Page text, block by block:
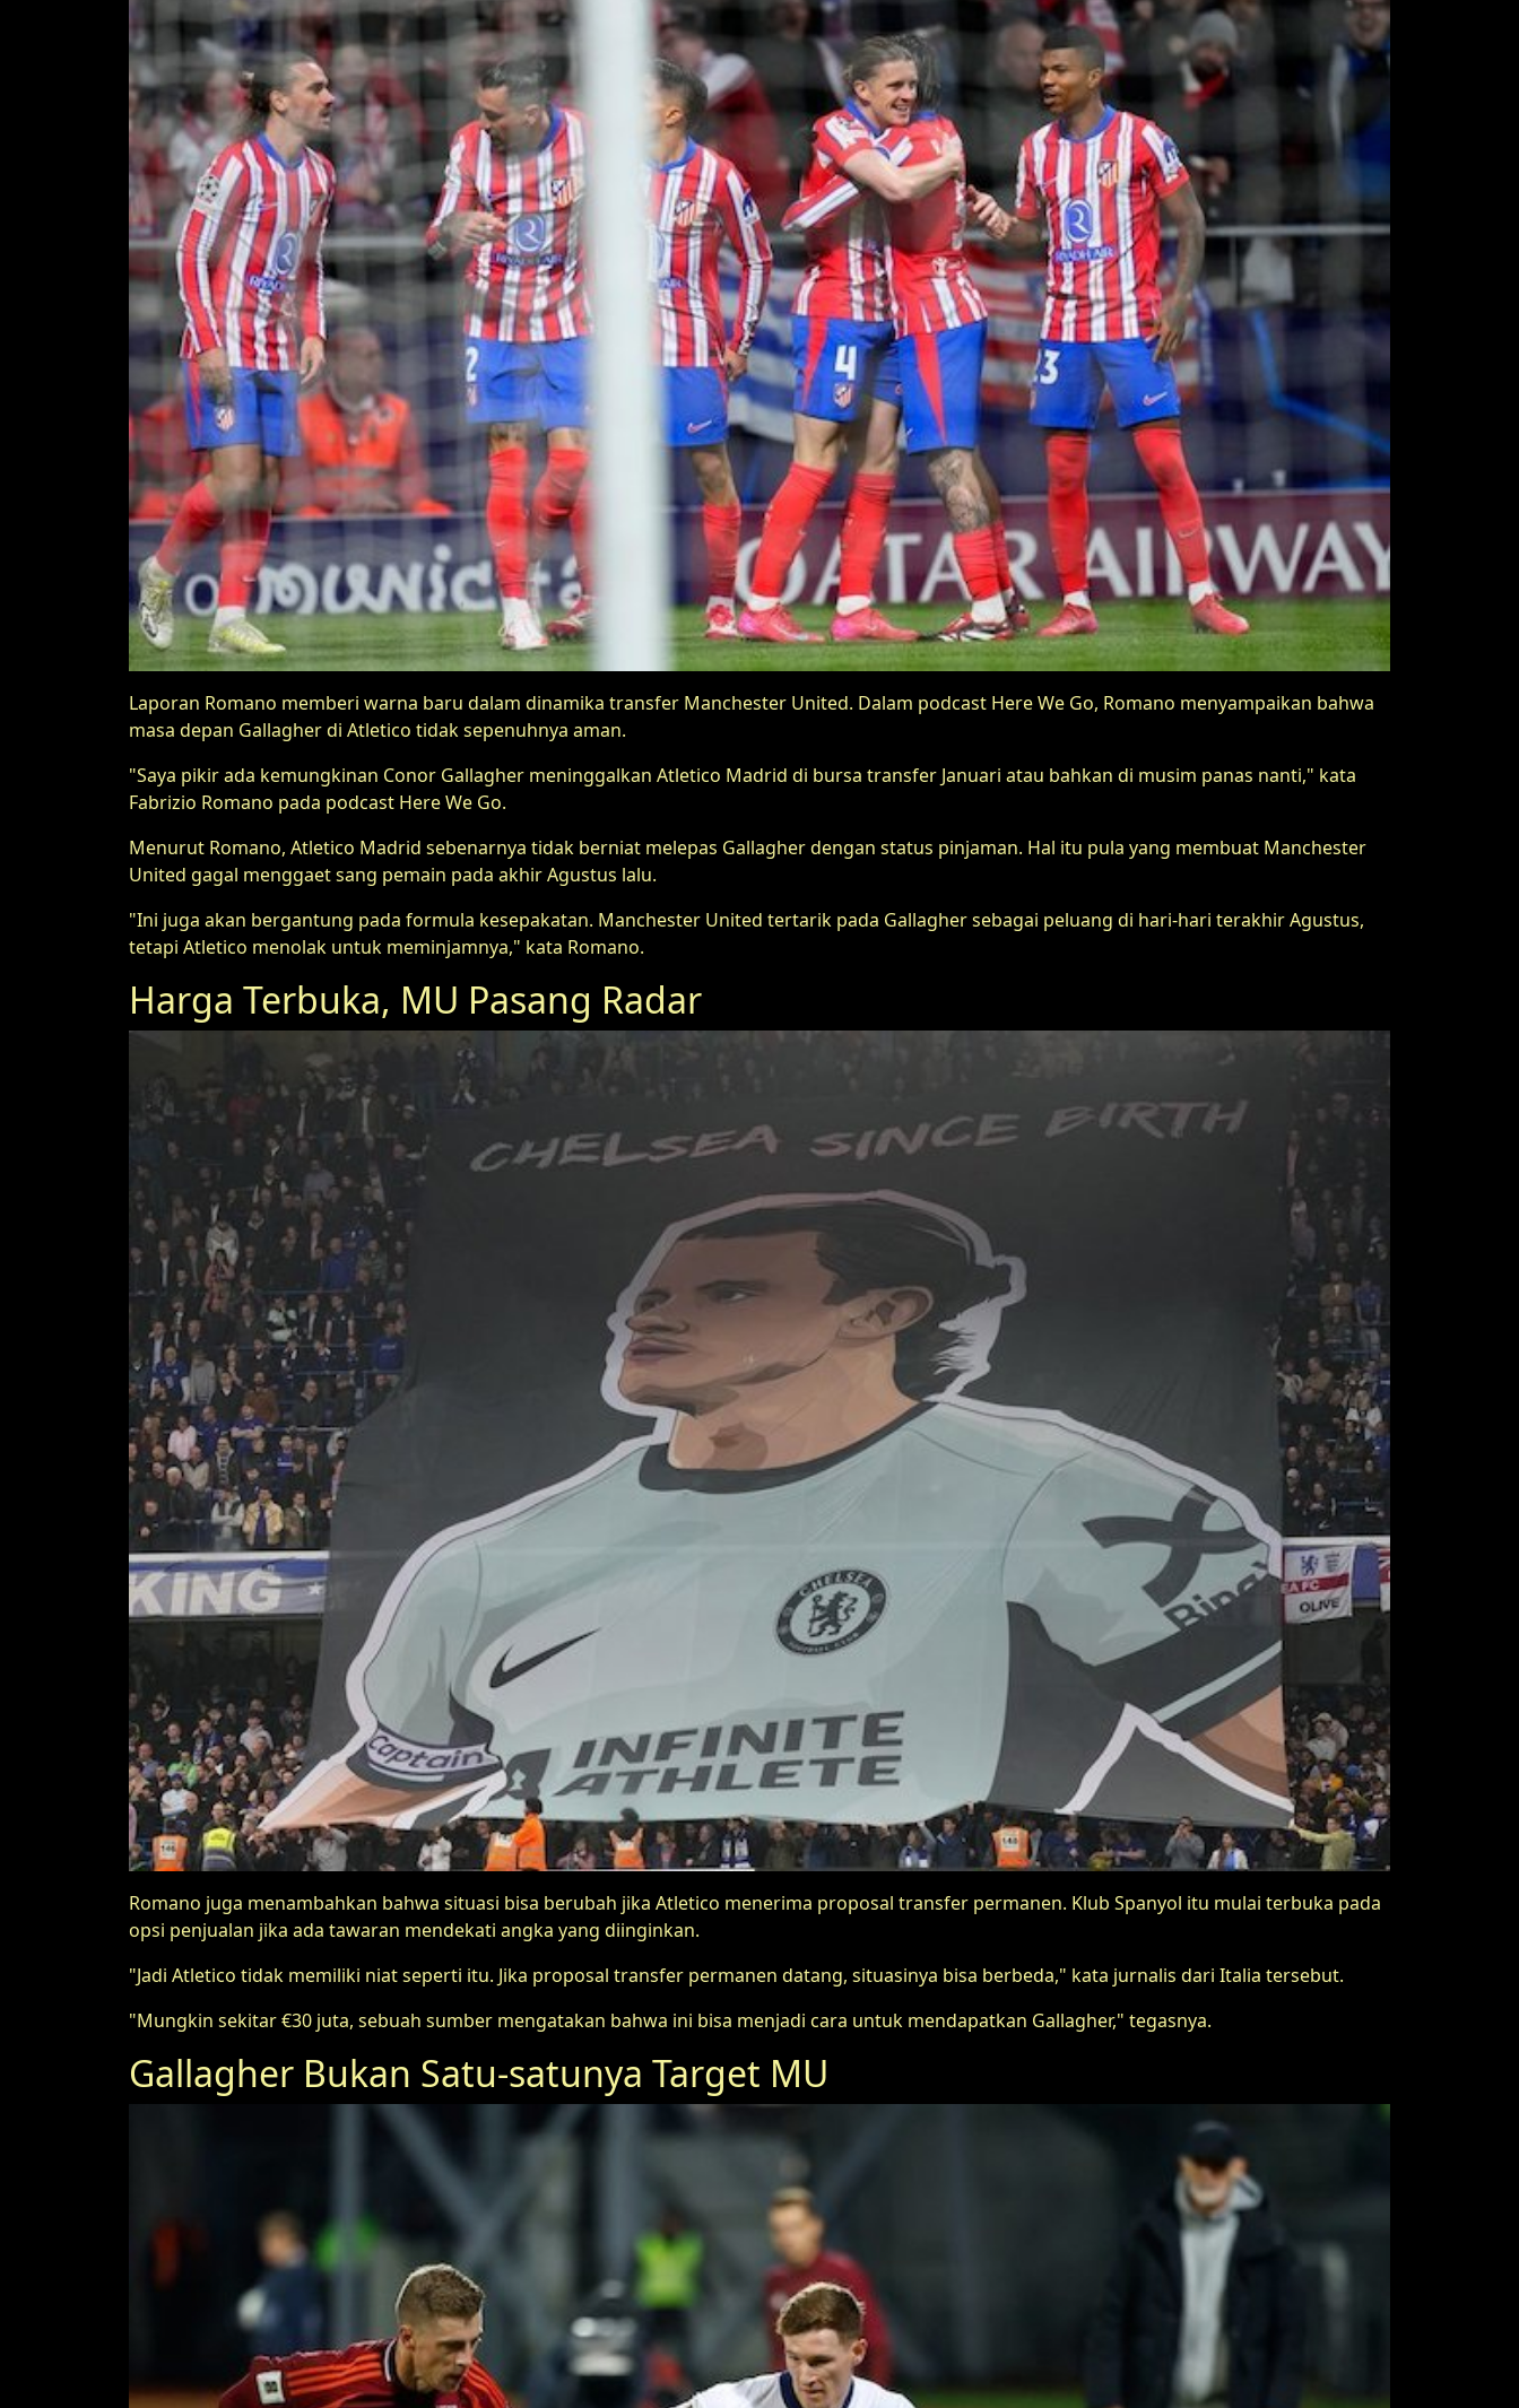
Laporan Romano memberi warna baru dalam dinamika transfer Manchester United. Dalam podcast Here We Go, Romano menyampaikan bahwa
masa depan Gallagher di Atletico tidak sepenuhnya aman.
"Saya pikir ada kemungkinan Conor Gallagher meninggalkan Atletico Madrid di bursa transfer Januari atau bahkan di musim panas nanti," kata
Fabrizio Romano pada podcast Here We Go.
Menurut Romano, Atletico Madrid sebenarnya tidak berniat melepas Gallagher dengan status pinjaman. Hal itu pula yang membuat Manchester
United gagal menggaet sang pemain pada akhir Agustus lalu.
"Ini juga akan bergantung pada formula kesepakatan. Manchester United tertarik pada Gallagher sebagai peluang di hari-hari terakhir Agustus,
tetapi Atletico menolak untuk meminjamnya," kata Romano.
Harga Terbuka, MU Pasang Radar
Romano juga menambahkan bahwa situasi bisa berubah jika Atletico menerima proposal transfer permanen. Klub Spanyol itu mulai terbuka pada
opsi penjualan jika ada tawaran mendekati angka yang diinginkan.
"Jadi Atletico tidak memiliki niat seperti itu. Jika proposal transfer permanen datang, situasinya bisa berbeda," kata jurnalis dari Italia tersebut.
"Mungkin sekitar €30 juta, sebuah sumber mengatakan bahwa ini bisa menjadi cara untuk mendapatkan Gallagher," tegasnya.
Gallagher Bukan Satu-satunya Target MU